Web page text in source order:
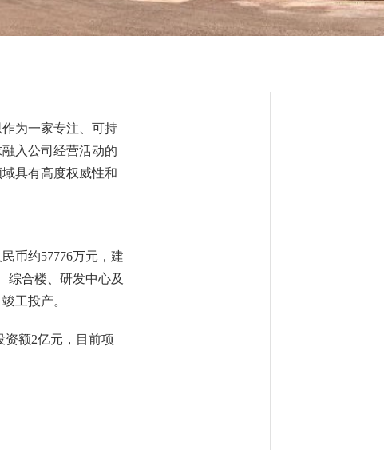
为一家专注、可持
入公司经营活动的
具有高度权威性和
单(DJSI)。
币约57776万元，建
综合楼、研发中心及
工投产。
资额2亿元，目前项